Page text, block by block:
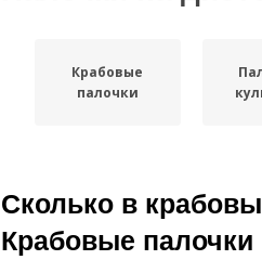
Крабовые
палочки
Сколько в
Крабовые палочки